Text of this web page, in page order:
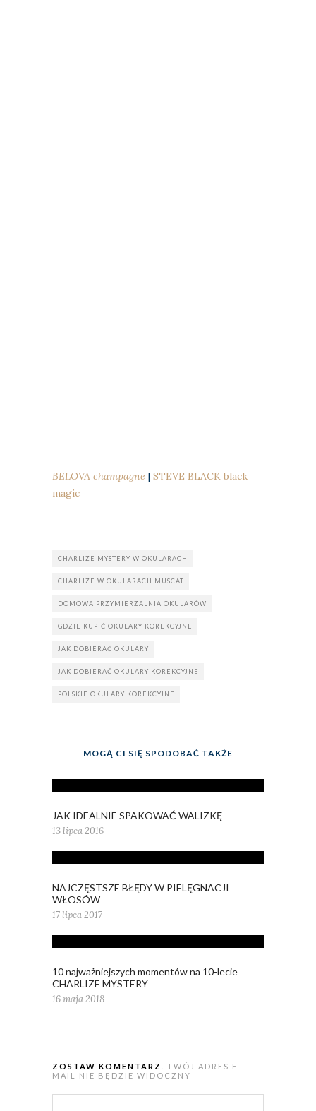
BELOVA champagne | STEVE BLACK black
magic
CHARLIZE MYSTERY W OKULARACH
CHARLIZE W OKULARACH MUSCAT
DOMOWA PRZYMIERZALNIA OKULARÓW
GDZIE KUPIĆ OKULARY KOREKCYJNE
JAK DOBIERAĆ OKULARY
JAK DOBIERAĆ OKULARY KOREKCYJNE
POLSKIE OKULARY KOREKCYJNE
MOGĄ CI SIĘ SPODOBAĆ TAKŻE
JAK IDEALNIE SPAKOWAĆ WALIZKĘ
13 lipca 2016
NAJCZĘSTSZE BŁĘDY W PIELĘGNACJI
WŁOSÓW
17 lipca 2017
10 najważniejszych momentów na 10-lecie
CHARLIZE MYSTERY
16 maja 2018
ZOSTAW KOMENTARZ
. TWÓJ ADRES E-
MAIL NIE BĘDZIE WIDOCZNY